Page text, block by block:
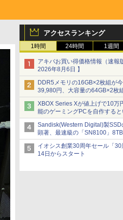
アクセスランキング
1時間 24時間 1週間
アキバお買い得価格情報（速報
2026年8月6日 】
DDR5メモリの16GB×2枚組が
39,980円、大容量の64GB×2枚
[8月前半のメモリ価格]
XBOX Series Xが値上げで10万
能のゲーミングPCを自作する
【石田賀津男の『酒の肴にPC
Sandisk(Western Digital)製SSD
顕著、最速級の「SN8100」
割れ [8月前半のSSD価格]
イオシス創業30周年セール「
14日からスタート